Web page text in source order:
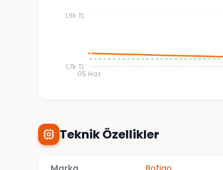
05 Haz
1,7k TL
1,9k TL
Teknik Özellikler